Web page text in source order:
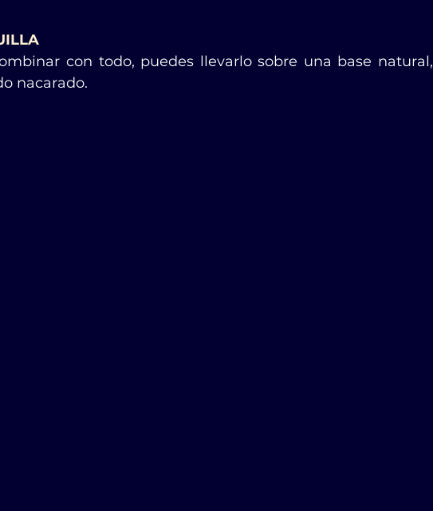
con todo, puedes llevarlo sobre una base natural,
nacarado.